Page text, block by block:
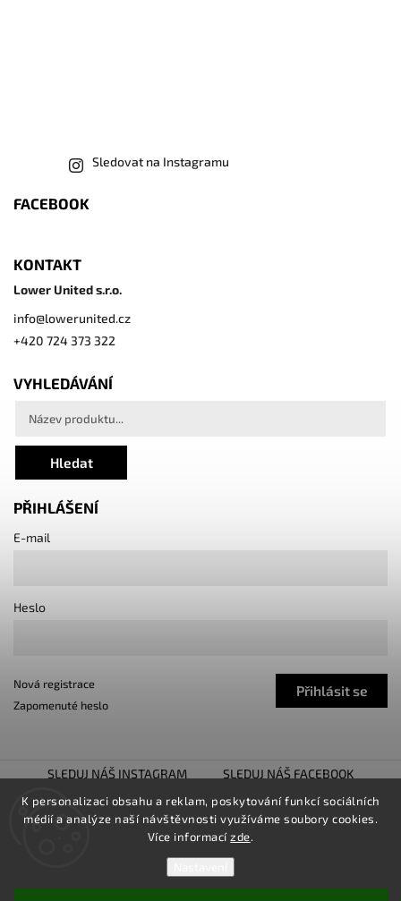
K personalizaci obsahu a reklam, poskytování funkcí sociálních
médií a analýze naší návštěvnosti využíváme soubory cookies.
Více informacízde.
Sledovat na Instagramu
FACEBOOK
KONTAKT
Lower United s.r.o.
info@lowerunited.cz
+420 724 373 322
VYHLEDÁVÁNÍ
Hledat
PŘIHLÁŠENÍ
E-mail
Heslo
Přihlásit se
Nová registrace
Zapomenuté heslo
SLEDUJ NÁŠ INSTAGRAM
SLEDUJ NÁŠ FACEBOOK
TUNING SHOW TROJHALÍ
SNÍŽENO.CZ
LOWER UNITED